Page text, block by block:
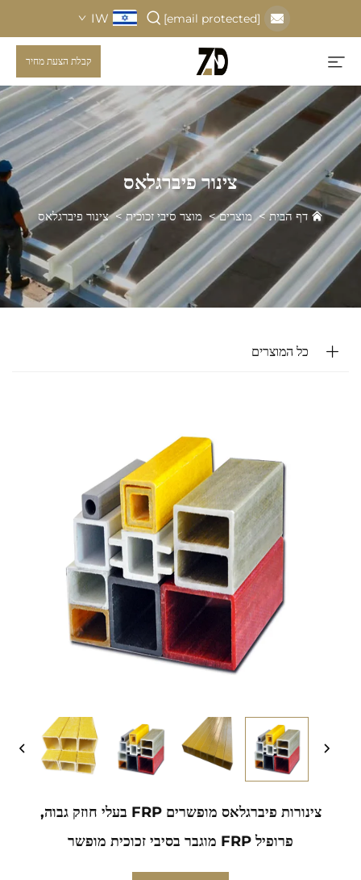
[email protected]
IW
קבלת הצעת מחיר
צינור פיברגלאס
דף הבית>מוצרים> מוצר סיבי זכוכית>צינור פיברגלאס
כל המוצרים
צינורות פיברגלאס מופשרים FRP בעלי חוזק גבוה,
פרופיל FRP מוגבר בסיבי זכוכית מופשר